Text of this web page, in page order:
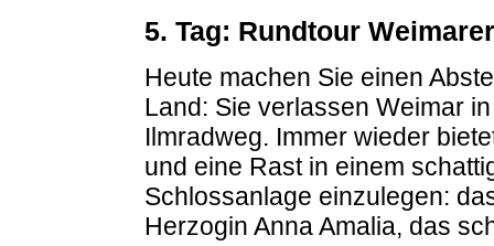
5. Tag: Rundtour
Heute machen Sie einen
Land: Sie verlassen Weimar
Ilmradweg. Immer wieder
und eine Rast in einem
Schlossanlage einzulegen:
Herzogin Anna Amalia, das